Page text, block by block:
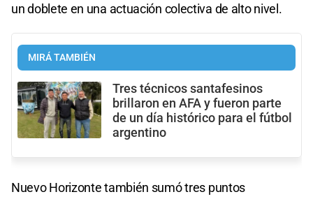
un doblete en una actuación colectiva de alto nivel.
MIRÁ TAMBIÉN
Tres técnicos santafesinos
brillaron en AFA y fueron parte
de un día histórico para el fútbol
argentino
Nuevo Horizonte también sumó tres puntos